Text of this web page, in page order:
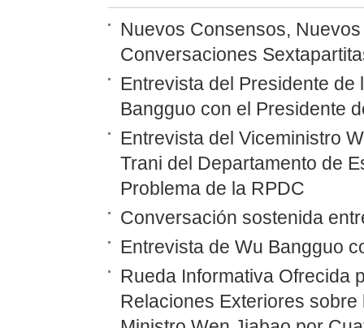
Nuevos Consensos,
Conversaciones
Entrevista del Presidente
Bangguo con el Presidente
Entrevista del Viceministro
Trani del Departamento de
Problema de la RPDC
Conversación sostenida
Entrevista de Wu Bangguo
Rueda Informativa Ofrecida
Relaciones Exteriores